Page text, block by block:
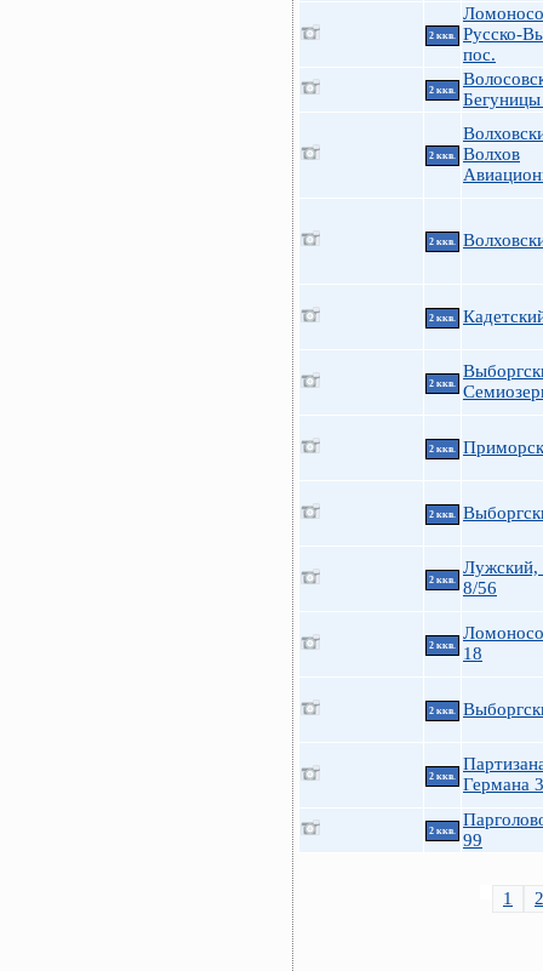
2 ккв.
Русско-
пос.
2 ккв.
2 ккв.
Волхов
2 ккв.
2 ккв.
2 ккв.
2 ккв.
2 ккв.
2 ккв.
Лужский,
8/56
2 ккв.
18
2 ккв.
2 ккв.
Германа
2 ккв.
99
1 2